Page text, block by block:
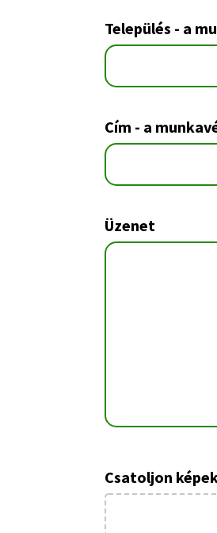
Település - a
Cím - a
Üzenet
Csatoljon